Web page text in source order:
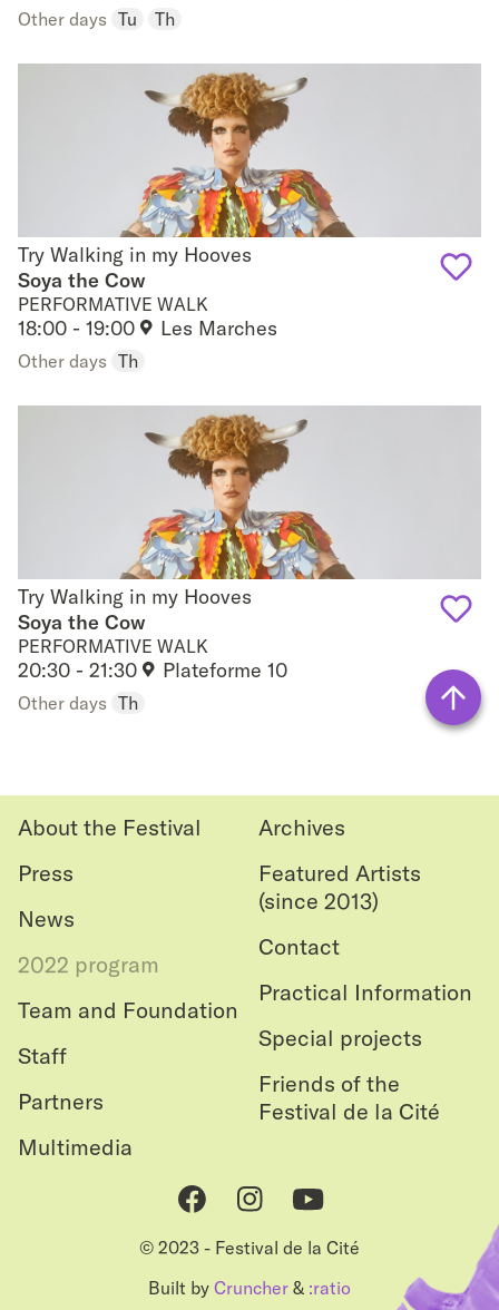
Other days Tu Th
Try Walking in my Hooves
Try Walking in my Hooves
Soya the Cow
PERFORMATIVE WALK
18:00 - 19:00 Les Marches
Other days Th
Try Walking in my Hooves
Try Walking in my Hooves
Soya the Cow
PERFORMATIVE WALK
20:30 - 21:30 Plateforme 10
Other days Th
to
About the Festival
Press
News
2022 program
Team and Foundation
Staff
Partners
Multimedia
Archives
Featured Artists
(since 2013)
Contact
Practical Information
Special projects
Friends of the
Festival de la Cité
FacebookInstagramYoutube
© 2023 - Festival de la Cité
Built by Cruncher & :ratio